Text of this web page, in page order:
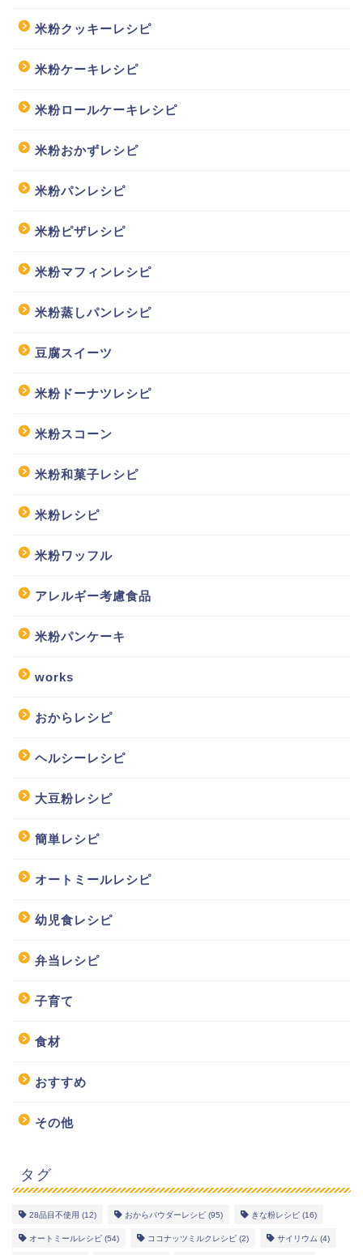
米粉クッキーレシピ
米粉ケーキレシピ
米粉ロールケーキレシピ
米粉おかずレシピ
米粉パンレシピ
米粉ピザレシピ
米粉マフィンレシピ
米粉蒸しパンレシピ
豆腐スイーツ
米粉ドーナツレシピ
米粉スコーン
米粉和菓子レシピ
米粉レシピ
米粉ワッフル
アレルギー考慮食品
米粉パンケーキ
works
おからレシピ
ヘルシーレシピ
大豆粉レシピ
簡単レシピ
オートミールレシピ
幼児食レシピ
弁当レシピ
子育て
食材
おすすめ
その他
タグ
28品目不使用 (12) おからパウダーレシピ (95) きな粉レシピ (16)
オートミールレシピ (54) ココナッツミルクレシピ (2) サイリウム (4)
幼児食レシピ